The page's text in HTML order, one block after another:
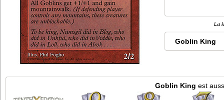
La
Goblin King
Goblin King est